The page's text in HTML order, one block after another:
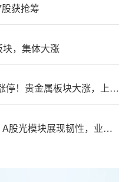
获抢筹
，集体大涨
002703，“一”字涨停！贵金属板块大涨，上市公司盈利集体高增（附股）
“禁令”传闻扰动，A股光模块展现韧性，业内人士：预计落地难度大